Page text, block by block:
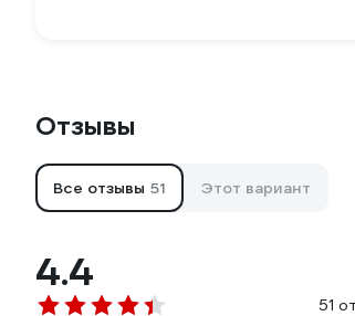
Отзывы
Все отзывы 51 Этот вариант
4.4
51